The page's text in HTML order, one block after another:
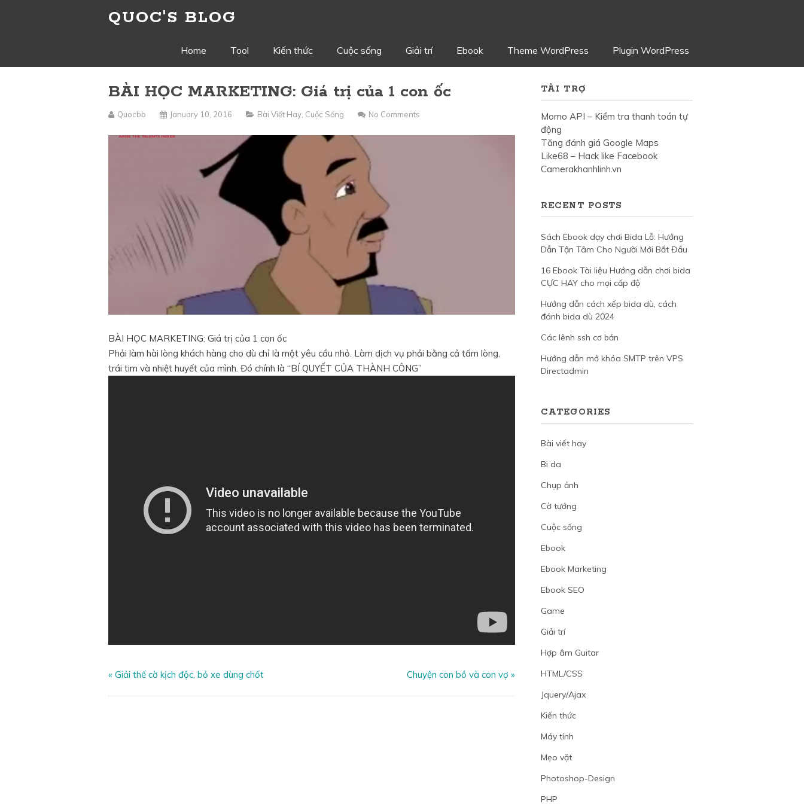
QUOC'S BLOG
Skip
content
Home Tool Kiến thức Cuộc sống Giải trí Ebook Theme WordPress Plugin WordPress
BÀI HỌC MARKETING: Giá trị của 1 con ốc
Quocbb January 10, 2016 Bài Viết Hay Cuộc Sống No Comments
BÀI HỌC MARKETING: Giá trị của 1 con ốc
Phải làm hài lòng khách hàng cho dù chỉ là một yêu cầu nhỏ. Làm dịch vụ phải bằng cả tấm lòng,
trái tim và nhiệt huyết của mình. Đó chính là “BÍ QUYẾT CỦA THÀNH CÔNG”
«Giải thế cờ kịch độc, bỏ xe dùng chốt Chuyện con bồ và con vợ »
TÀI TRỢ
Momo API – Kiểm tra thanh toán tự
động
Tăng đánh giá Google Maps
Like68 – Hack like Facebook
Camerakhanhlinh.vn
RECENT POSTS
Sách Ebook dạy chơi Bida Lỗ: Hướng
Dẫn Tận Tâm Cho Người Mới Bắt Đầu
16 Ebook Tài liệu Hướng dẫn chơi bida
CỰC HAY cho mọi cấp độ
Hướng dẫn cách xếp bida dù, cách
đánh bida dù 2024
Các lênh ssh cơ bản
Hướng dẫn mở khóa SMTP trên VPS
Directadmin
CATEGORIES
Bài viết hay
Bi da
Chụp ảnh
Cờ tướng
Cuộc sống
Ebook
Ebook Marketing
Ebook SEO
Game
Giải trí
Hợp âm Guitar
HTML/CSS
Jquery/Ajax
Kiến thức
Máy tính
Mẹo vặt
Photoshop-Design
PHP